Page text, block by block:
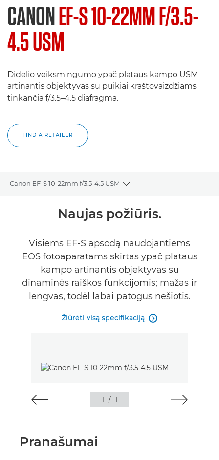
CANONEF-S 10-22MM F/3.5-
4.5 USM
Didelio veiksmingumo ypač plataus kampo USM
artinantis objektyvas su puikiai kraštovaizdžiams
tinkančia f/3.5–4.5 diafragma.
FIND A RETAILER
Canon EF-S 10-22mm f/3.5-4.5 USM
Toggle breadcrumbs
Bendrieji duomenys
FIND A RETAILER
Naujas požiūris.
Visiems EF-S apsodą naudojantiems
EOS fotoaparatams skirtas ypač plataus
kampo artinantis objektyvas su
dinaminės raiškos funkcijomis; mažas ir
lengvas, todėl labai patogus nešiotis.
Žiūrėti visą specifikaciją 
1 / 1
Pranašumai